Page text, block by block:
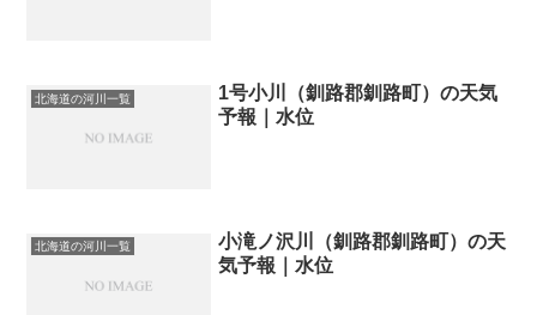
北海道の河川一覧
1号小川（釧路郡釧路町）の天気
予報｜水位
北海道の河川一覧
小滝ノ沢川（釧路郡釧路町）の天
気予報｜水位